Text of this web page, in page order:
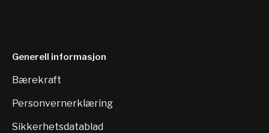
Generell informasjon
Bærekraft
Personvernerklæring
Sikkerhetsdatablad